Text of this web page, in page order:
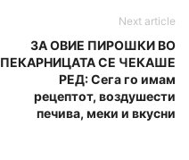
Next article
ЗА ОВИЕ ПИРОШКИ ВО
ПЕКАРНИЦАТА СЕ ЧЕКАШЕ
РЕД: Сега го имам
рецептот, воздушести
печива, меки и вкусни